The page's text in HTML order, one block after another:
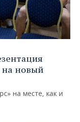
на новый
на месте, как и